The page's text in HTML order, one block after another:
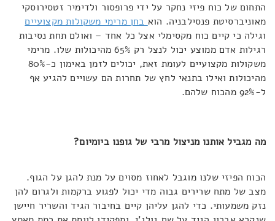
התחום של כוח פיזי נחקר על ידי פרופסור ולדימיר זטסירוסקי
מאוניברסיטת פנסילבניה. הוא בחן מרימי משקולות מקצועיים
וגילה כי קיים כוח מקסימלי אצל כל אחד – ואולם תחת נסיבות
רגילות אדם ממוצע יכול לנצל רק 65% מהיכולות שלו. מרימי
משקולות מקצועיים לעומת זאת, יכולים לזמן באימון כ-80%
מהיכולות ואילו בתנאי לחץ של תחרות הם עשויים להגיע אף
ל-92% מהכוח שלהם.
מה מגביל אותנו מניצול מרבי של גופנו ביומיום?
הכוח הפיזי שלנו מוגבל לאחוז מסוים על מנת להגן על הגוף.
מצב של מתח שרירים גבוה מדי יכול לפגוע ברקמות ולגרום להן
נזק משמעותי. כדי להגן עליהן קיים בחיבור הגיד והשריר חיישן